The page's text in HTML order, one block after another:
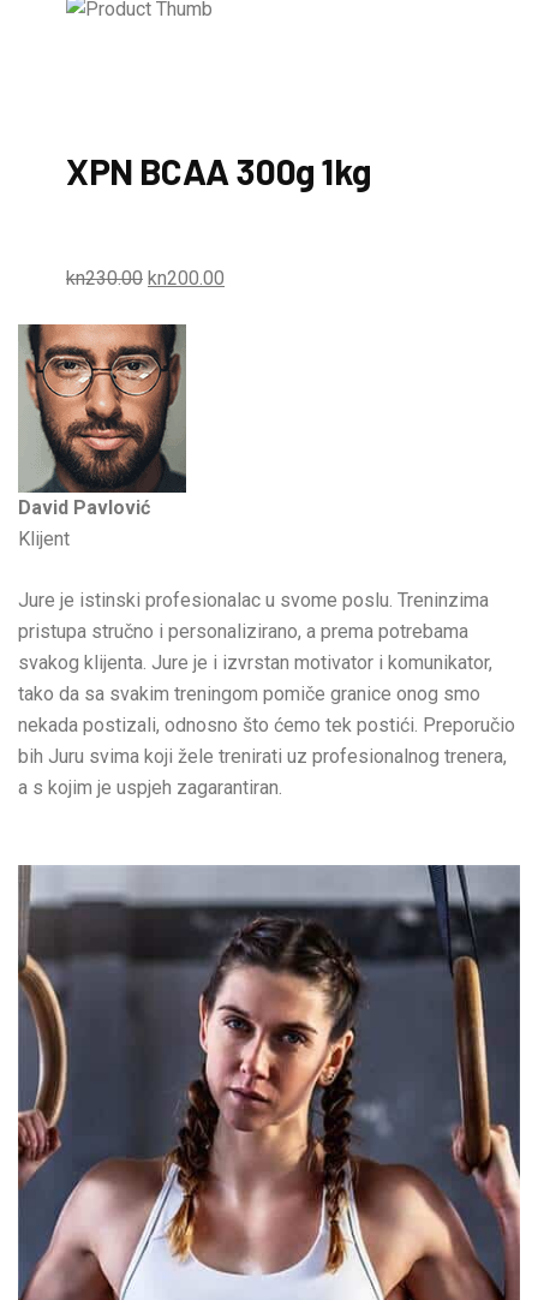
XPN BCAA 300g 1kg
kn230.00 kn200.00
David Pavlović
Klijent
Jure je istinski profesionalac u svome poslu. Treninzima
pristupa stručno i personalizirano, a prema potrebama
svakog klijenta. Jure je i izvrstan motivator i komunikator,
tako da sa svakim treningom pomiče granice onog smo
nekada postizali, odnosno što ćemo tek postići. Preporučio
bih Juru svima koji žele trenirati uz profesionalnog trenera,
a s kojim je uspjeh zagarantiran.